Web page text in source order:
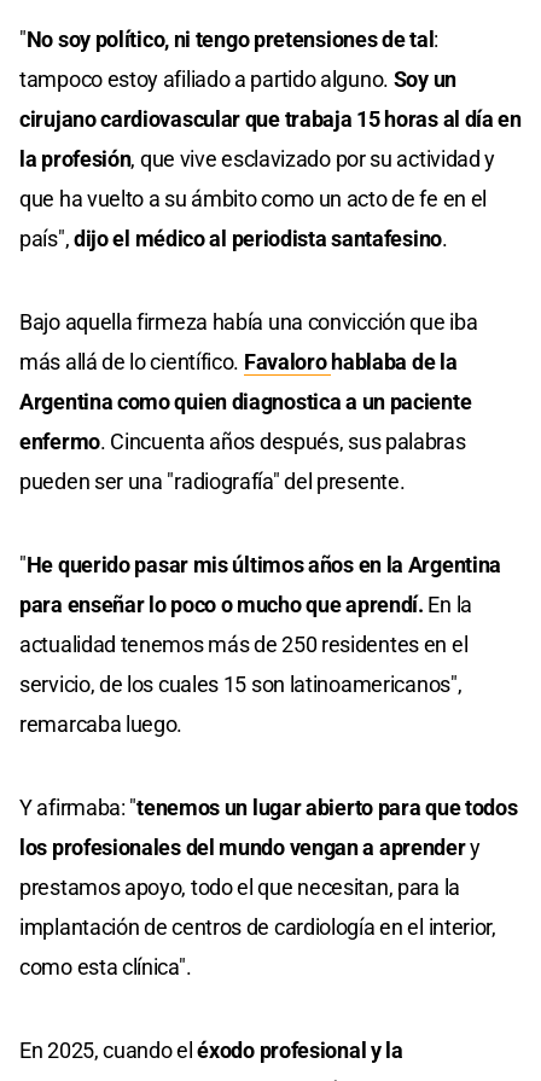
"No soy político, ni tengo pretensiones de tal:
tampoco estoy afiliado a partido alguno. Soy un
cirujano cardiovascular que trabaja 15 horas al día en
la profesión, que vive esclavizado por su actividad y
que ha vuelto a su ámbito como un acto de fe en el
país",dijo el médico al periodista santafesino.
Bajo aquella firmeza había una convicción que iba
más allá de lo científico. Favalorohablaba de la
Argentina como quien diagnostica a un paciente
enfermo. Cincuenta años después, sus palabras
pueden ser una "radiografía" del presente.
"He querido pasar mis últimos años en la Argentina
para enseñar lo poco o mucho que aprendí. En la
actualidad tenemos más de 250 residentes en el
servicio, de los cuales 15 son latinoamericanos",
remarcaba luego.
Y afirmaba: "tenemos un lugar abierto para que todos
los profesionales del mundo vengan a aprendery
prestamos apoyo, todo el que necesitan, para la
implantación de centros de cardiología en el interior,
como esta clínica".
En 2025, cuando eléxodo profesional y la